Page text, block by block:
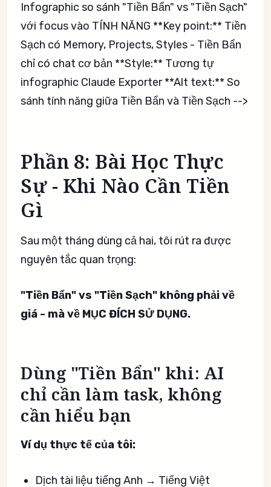
Infographic so sánh "Tiền Bẩn" vs "Tiền Sạch"
với focus vào TÍNH NĂNG **Key point:** Tiền
Sạch có Memory, Projects, Styles - Tiền Bẩn
chỉ có chat cơ bản **Style:** Tương tự
infographic Claude Exporter **Alt text:** So
sánh tính năng giữa Tiền Bẩn và Tiền Sạch -->
Phần 8: Bài Học Thực
Sự - Khi Nào Cần Tiền
Gì
Sau một tháng dùng cả hai, tôi rút ra được
nguyên tắc quan trọng:
"Tiền Bẩn" vs "Tiền Sạch" không phải về
giá - mà về MỤC ĐÍCH SỬ DỤNG.
Dùng "Tiền Bẩn" khi: AI
chỉ cần làm task, không
cần hiểu bạn
Ví dụ thực tế của tôi:
Dịch tài liệu tiếng Anh → Tiếng Việt